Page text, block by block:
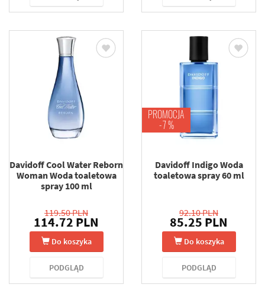
Davidoff Cool Water Reborn
Woman Woda toaletowa
spray 100 ml
119.50 PLN
114.72 PLN
Do koszyka
PODGLĄD
PROMOCJA
-7 %
Davidoff Indigo Woda
toaletowa spray 60 ml
92.10 PLN
85.25 PLN
Do koszyka
PODGLĄD